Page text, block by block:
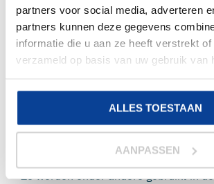
partners voor social media, adverteren
partners kunnen deze gegevens
informatie die u aan ze heeft verstrekt
verzameld op basis van uw gebruik van
ALLES TOESTAAN
AANPASSEN
HANDSCHOENEN
Er zijn meerdere sectoren waar soft
handschoenen worden gebruikt. De
combinatie van comfort,
In de volgende sectoren worden de
gebruikt.
MEDISCHE SECTOR
Ze worden onder andere gebruikt in